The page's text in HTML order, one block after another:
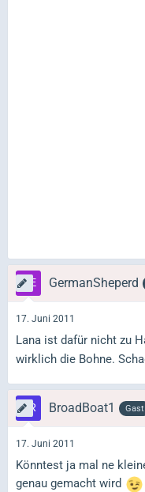
GermanSheperd
17. Juni 2011
Lana ist dafür nicht zu
wirklich die Bohne.
BroadBoat1 Gast
17. Juni 2011
Könntest ja mal ne
genau gemacht wird